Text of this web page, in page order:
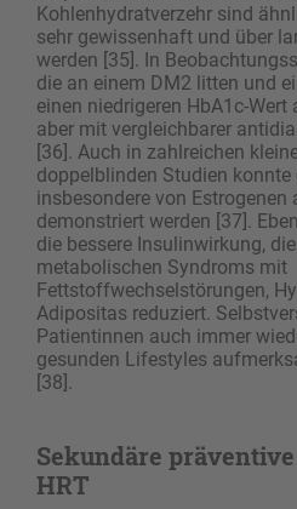
Kohlenhydratverzehr sind
sehr gewissenhaft und über
werden [35]. In
die an einem DM2 litten und
einen niedrigeren HbA1c-Wert
aber mit vergleichbarer
[36]. Auch in zahlreichen
doppelblinden Studien
insbesondere von
demonstriert werden [37].
die bessere Insulinwirkung,
metabolischen Syndroms mit
Fettstoffwechselstörungen,
Adipositas reduziert.
Patientinnen auch immer
gesunden Lifestyles
[38].
Sekundäre
HRT